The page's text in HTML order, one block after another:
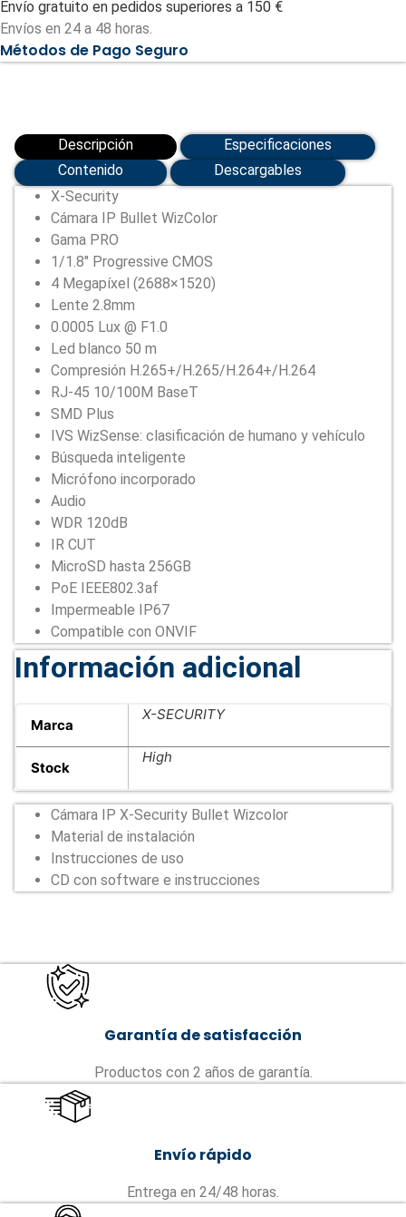
-
4
Megapíxel
(2688x1520)
|
IPB028CA-
4P-
WIZCOLOR)
cantidad
Envío gratuito en pedidos superiores a 150 €
Envíos en 24 a 48 horas.
Métodos de Pago Seguro
Descripción
Especificaciones
Contenido
Descargables
X-Security
Cámara IP Bullet WizColor
Gama PRO
1/1.8″ Progressive CMOS
4 Megapíxel (2688×1520)
Lente 2.8mm
0.0005 Lux @ F1.0
Led blanco 50 m
Compresión H.265+/H.265/H.264+/H.264
RJ-45 10/100M BaseT
SMD Plus
IVS WizSense: clasificación de humano y vehículo
Búsqueda inteligente
Micrófono incorporado
Audio
WDR 120dB
IR CUT
MicroSD hasta 256GB
PoE IEEE802.3af
Impermeable IP67
Compatible con ONVIF
Información adicional
Marca
X-SECURITY
Stock
High
Cámara IP X-Security Bullet Wizcolor
Material de instalación
Instrucciones de uso
CD con software e instrucciones
Garantía de satisfacción
Productos con 2 años de garantía.
Envío rápido
Entrega en 24/48 horas.